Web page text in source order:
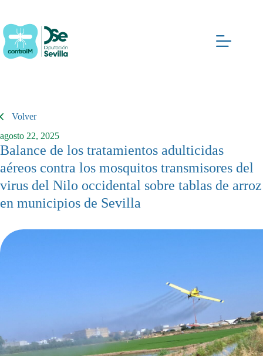
contenido
Volver
agosto 22, 2025
Balance de los tratamientos adulticidas
aéreos contra los mosquitos transmisores del
virus del Nilo occidental sobre tablas de arroz
en municipios de Sevilla